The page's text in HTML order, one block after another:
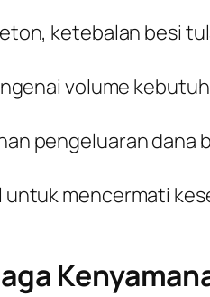
ketebalan besi
volume
pengeluaran dana
mencermati